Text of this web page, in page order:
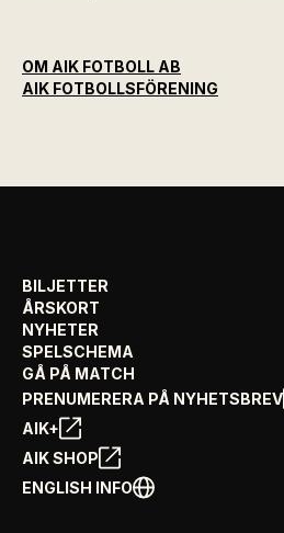
OM AIK FOTBOLL AB
AIK FOTBOLLSFÖRENING
BILJETTER
ÅRSKORT
NYHETER
SPELSCHEMA
GÅ PÅ MATCH
PRENUMERERA PÅ NYHETSBREV
AIK+
AIK SHOP
ENGLISH INFO